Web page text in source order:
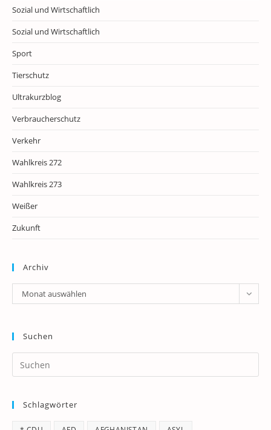
Sozial und Wirtschaftlich
Sozial und Wirtschaftlich
Sport
Tierschutz
Ultrakurzblog
Verbraucherschutz
Verkehr
Wahlkreis 272
Wahlkreis 273
Weißer
Zukunft
Archiv
Archiv
Monat auswählen
Suchen
Schlagwörter